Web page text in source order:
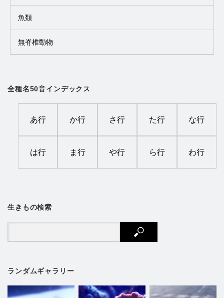
魚類
無脊椎動物
全種名50音インデックス
あ行 か行 さ行 た行 な行
は行 ま行 や行 ら行 わ行
生きもの検索
ランダムギャラリー